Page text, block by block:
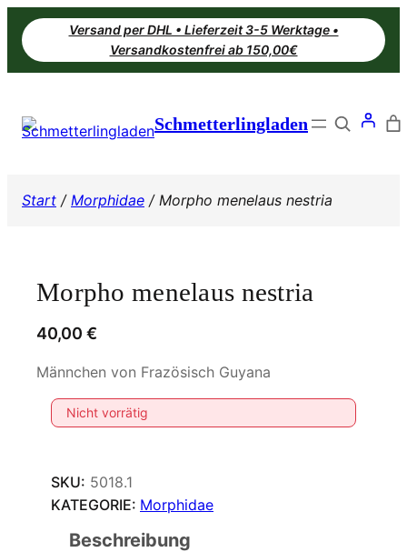
Zum
Inhalt
springen
Versand per DHL • Lieferzeit 3-5 Werktage •
Versandkostenfrei ab 150,00€
Schmetterlingladen Search
Start / Morphidae / Morpho menelaus nestria
Morpho menelaus nestria
40,00 €
Männchen von Frazösisch Guyana
Nicht vorrätig
SKU: 5018.1
KATEGORIE: Morphidae
Beschreibung